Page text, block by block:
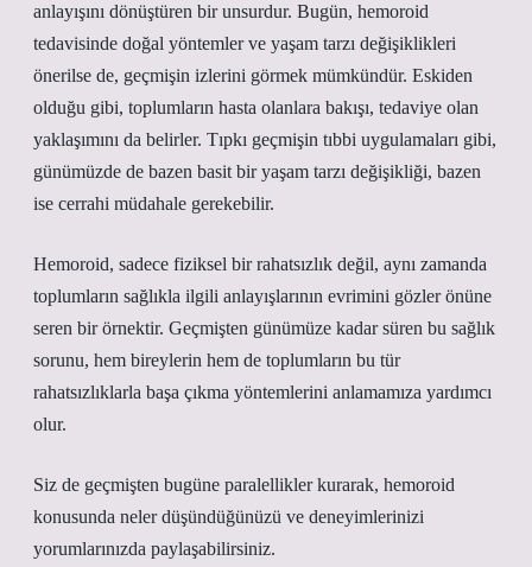
anlayışını dönüştüren bir unsurdur. Bugün, hemoroid
tedavisinde doğal yöntemler ve yaşam tarzı değişiklikleri
önerilse de, geçmişin izlerini görmek mümkündür. Eskiden
olduğu gibi, toplumların hasta olanlara bakışı, tedaviye olan
yaklaşımını da belirler. Tıpkı geçmişin tıbbi uygulamaları gibi,
günümüzde de bazen basit bir yaşam tarzı değişikliği, bazen
ise cerrahi müdahale gerekebilir.
Hemoroid, sadece fiziksel bir rahatsızlık değil, aynı zamanda
toplumların sağlıkla ilgili anlayışlarının evrimini gözler önüne
seren bir örnektir. Geçmişten günümüze kadar süren bu sağlık
sorunu, hem bireylerin hem de toplumların bu tür
rahatsızlıklarla başa çıkma yöntemlerini anlamamıza yardımcı
olur.
Siz de geçmişten bugüne paralellikler kurarak, hemoroid
konusunda neler düşündüğünüzü ve deneyimlerinizi
yorumlarınızda paylaşabilirsiniz.